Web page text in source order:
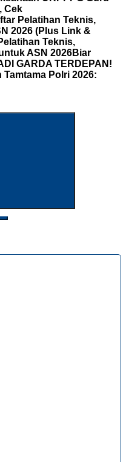
Cek
Pelatihan Teknis,
2026 (Plus Link &
Teknis,
ASN 2026Biar
GARDA TERDEPAN!
Polri 2026: